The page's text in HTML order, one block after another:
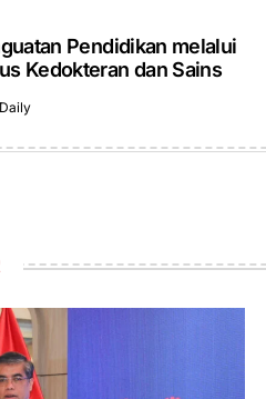
Pendidikan melalui
Kedokteran dan Sains